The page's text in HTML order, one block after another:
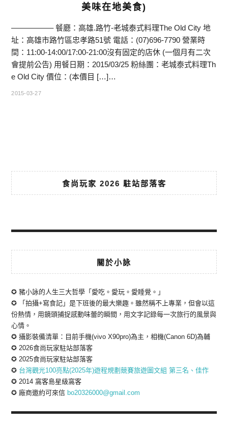
美味在地美食)
—————– 餐廳：高雄.路竹-老城泰式料理The Old City 地
址：高雄市路竹區忠孝路51號 電話：(07)696-7790 營業時
間：11:00-14:00/17:00-21:00沒有固定的店休 (一個月有二次
會提前公告) 用餐日期：2015/03/25 粉絲團：老城泰式料理Th
e Old City 價位：(本價目 […]…
2015-03-27
食尚玩家 2026 駐站部落客
關於小詠
✪ 豬小詠的人生三大哲學「愛吃。愛玩。愛睡覺。」
✪ 「拍攝+寫食記」是下班後的最大樂趣。雖然稱不上專業，但會以這
份熱情，用鏡頭捕捉感動味蕾的瞬間，用文字記錄每一次旅行的風景與
心情。
✪ 攝影裝備清單：目前手機(vivo X90pro)為主，相機(Canon 6D)為輔
✪ 2026食尚玩家駐站部落客
✪ 2025食尚玩家駐站部落客
✪ 台灣觀光100亮點(2025年)遊程規劃競賽旅遊圖文組 第三名、佳作
✪ 2014 窩客島星級窩客
✪ 廠商邀約可來信 bo20326000@gmail.com